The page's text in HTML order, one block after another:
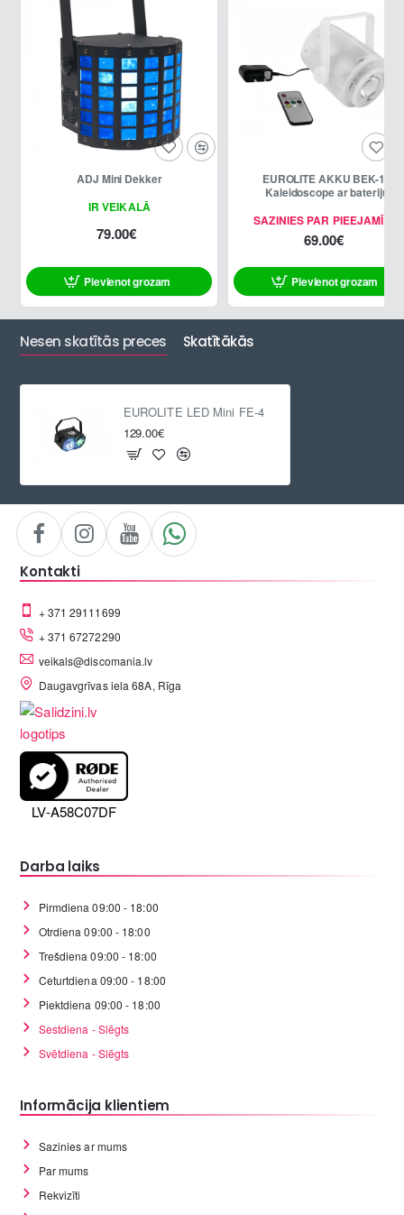
IR VEIKALĀ
ADJ Mini Dekker
79.00€
Pievienot grozam
SAZINIES PAR PIEEJAMĪBU
EUROLITE AKKU BEK-10
Kaleidoscope ar bateriju
69.00€
Pievienot grozam
Nesen skatītās preces Skatītākās
EUROLITE LED Mini FE-4
129.00€
Kontakti
+ 371 29111699
+ 371 67272290
veikals@discomania.lv
Daugavgrīvas iela 68A, Rīga
LV-A58C07DF
Darba laiks
Pirmdiena 09:00 - 18:00
Otrdiena 09:00 - 18:00
Trešdiena 09:00 - 18:00
Ceturtdiena 09:00 - 18:00
Piektdiena 09:00 - 18:00
Sestdiena - Slēgts
Svētdiena - Slēgts
Informācija klientiem
Sazinies ar mums
Par mums
Rekvizīti